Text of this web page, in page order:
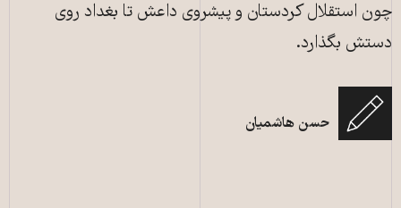
چون استقلال کردستان و پیشروی داعش تا بغداد روی
دستش بگذارد.
حسن هاشمیان